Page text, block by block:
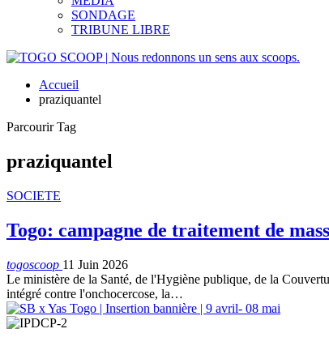
SONDAGE
TRIBUNE LIBRE
Accueil
praziquantel
Parcourir Tag
praziquantel
SOCIETE
Togo: campagne de traitement de
togoscoop 11 Juin 2026
Le ministère de la Santé, de l'Hygiène publique, de la
intégré contre l'onchocercose, la…